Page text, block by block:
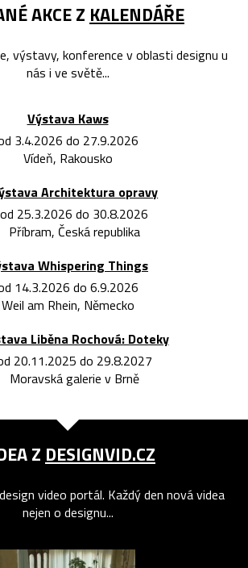
AKCE Z KALENDÁŘE
výstavy, konference v oblasti designu u
nás i ve světě...
Výstava Kaws
3.4.2026 do 27.9.2026
Vídeň, Rakousko
Architektura opravy
od 25.3.2026 do 30.8.2026
Příbram, Česká republika
Whispering Things
14.3.2026 do 6.9.2026
Weil am Rhein, Německo
Liběna Rochová: Doteky
20.11.2025 do 29.8.2027
Moravská galerie v Brně
Z DESIGNVID.CZ
video portál. Každý den nová videa
nejen o designu...